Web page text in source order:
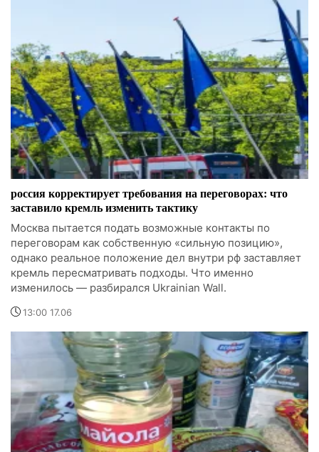
россия корректирует требования на переговорах: что
заставило кремль изменить тактику
Москва пытается подать возможные контакты по
переговорам как собственную «сильную позицию»,
однако реальное положение дел внутри рф заставляет
кремль пересматривать подходы. Что именно
изменилось — разбирался Ukrainian Wall.
13:00 17.06